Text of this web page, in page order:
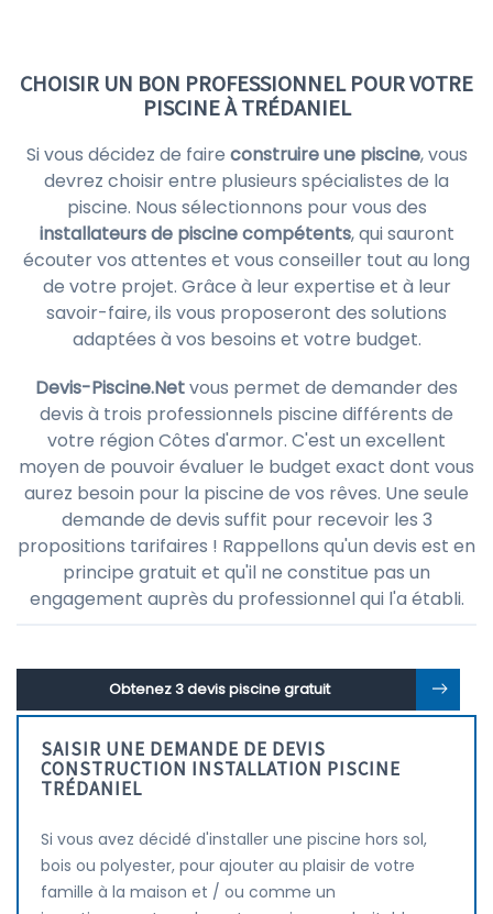
CHOISIR UN BON PROFESSIONNEL POUR VOTRE
PISCINE À TRÉDANIEL
Si vous décidez de faire construire une piscine, vous
devrez choisir entre plusieurs spécialistes de la
piscine. Nous sélectionnons pour vous des
installateurs de piscine compétents, qui sauront
écouter vos attentes et vous conseiller tout au long
de votre projet. Grâce à leur expertise et à leur
savoir-faire, ils vous proposeront des solutions
adaptées à vos besoins et votre budget.
Devis-Piscine.Netvous permet de demander des
devis à trois professionnels piscine différents de
votre région Côtes d'armor. C'est un excellent
moyen de pouvoir évaluer le budget exact dont vous
aurez besoin pour la piscine de vos rêves. Une seule
demande de devis suffit pour recevoir les 3
propositions tarifaires ! Rappellons qu'un devis est en
principe gratuit et qu'il ne constitue pas un
engagement auprès du professionnel qui l'a établi.
Obtenez 3 devis piscine gratuit
SAISIR UNE DEMANDE DE DEVIS
CONSTRUCTION INSTALLATION PISCINE
TRÉDANIEL
Si vous avez décidé d'installer une piscine hors sol,
bois ou polyester, pour ajouter au plaisir de votre
famille à la maison et / ou comme un